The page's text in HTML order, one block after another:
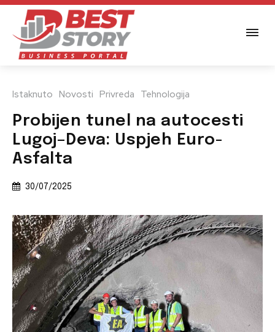
Istaknuto Novosti Privreda Tehnologija
Probijen tunel na autocesti
Lugoj–Deva: Uspjeh Euro-
Asfalta
30/07/2025